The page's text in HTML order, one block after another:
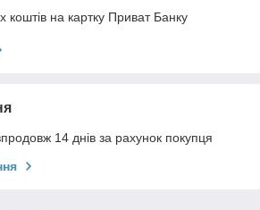
коштів на картку Приват Банку
14 днів за рахунок покупця